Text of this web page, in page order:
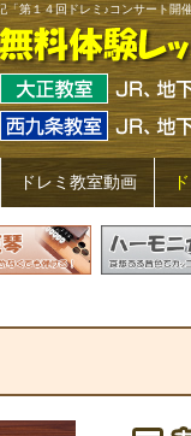
「第１４回ドレミ♪コンサート開
ドレミ教室動画